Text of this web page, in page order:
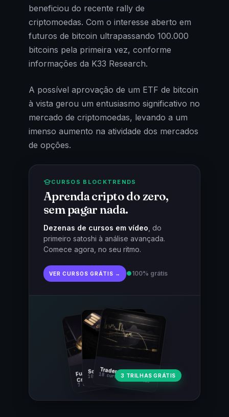
beneficiou do recente rally de
criptomoedas. Com o interesse aberto em
futuros de bitcoin ultrapassando 100.000
bitcoins pela primeira vez, conforme
informações da K33 Research.
A possível aprovação de um ETF de bitcoin
à vista gerou um entusiasmo significativo no
mercado de criptomoedas, levando a um
imenso aumento na atividade dos mercados
de opções.
CURSOS BLOCKTRENDS
Aprenda cripto do zero,
sem pagar nada.
Dezenas de cursos em vídeo , do
primeiro satoshi à análise avançada.
Comece agora, no seu ritmo.
VER CURSOS GRÁTIS → ●100% grátis
Fundamentos
Cripto
7 cursos · 31 aulas
Trader Cripto
18 cursos · 80 aulas
Soberania Bitcoin
10 cursos · 44 aulas3 TRILHAS GRÁTIS